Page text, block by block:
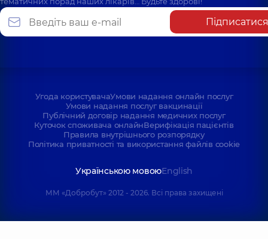
Підписатися
Угода користувачаУмови надання онлайн послуг
Умови надання послуг вакцинації
Публічний договір надання медичних послуг
Куточок споживача онлайнВерифікація пацієнтів
Правила внутрішнього розпорядку
Політика приватності та використання файлів cookie
Українською мовоюEnglish
ММ «Добробут» 2012 - 2026. Всі права захищені